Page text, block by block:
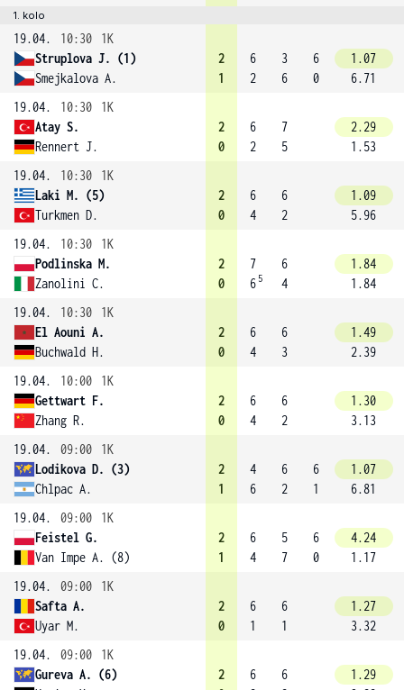
1. kolo
19.04. 10:30
1K
Struplova J. (1)
Smejkalova A.
2
1
6
2
3
6
6
0
1.07
6.71
19.04.
10:30
1K
Atay S.
Rennert J.
2
0
6
2
7
5
2.29
1.53
19.04.
10:30
1K
Laki M. (5)
Turkmen D.
2
0
6
4
6
2
1.09
5.96
19.04.
10:30
1K
Podlinska M.
Zanolini C.
2
0
7
6 5
6
4
1.84
1.84
19.04.
10:30
1K
El Aouni A.
Buchwald H.
2
0
6
4
6
3
1.49
2.39
19.04.
10:00
1K
Gettwart F.
Zhang R.
2
0
6
4
6
2
1.30
3.13
19.04.
09:00
1K
Lodikova D. (3)
Chlpac A.
2
1
4
6
6
2
6
1
1.07
6.81
19.04.
09:00
1K
Feistel G.
Van Impe A. (8)
2
1
6
4
5
7
6
0
4.24
1.17
19.04.
09:00
1K
Safta A.
Uyar M.
2
0
6
1
6
1
1.27
3.32
19.04.
09:00
1K
Gureva A. (6)
2
6
6
1.29